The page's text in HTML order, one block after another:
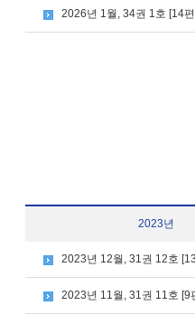
2026년 1월, 34권 1호 [14
2023년
2023년 12월, 31권 12호
2023년 11월, 31권 11호 [9